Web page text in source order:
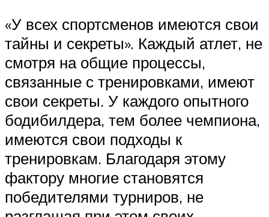
«У всех спортсменов имеются свои
тайны и секреты». Каждый атлет, не
смотря на общие процессы,
связанные с тренировками, имеют
свои секреты. У каждого опытного
бодибилдера, тем более чемпиона,
имеются свои подходы к
тренировкам. Благодаря этому
фактору многие становятся
победителями турниров, не